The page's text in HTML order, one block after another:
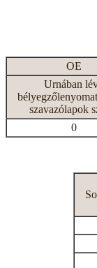
OE
Urnában
szavazólapok
0